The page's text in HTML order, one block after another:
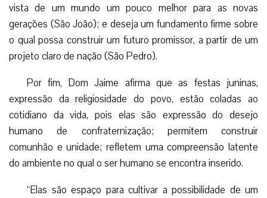
vista de um mundo um pouco melhor para as novas
gerações (São João); e deseja um fundamento firme sobre
o qual possa construir um futuro promissor, a partir de um
projeto claro de nação (São Pedro).
Por fim, Dom Jaime afirma que as festas juninas,
expressão da religiosidade do povo, estão coladas ao
cotidiano da vida, pois elas são expressão do desejo
humano de confraternização; permitem construir
comunhão e unidade; refletem uma compreensão latente
do ambiente no qual o ser humano se encontra inserido.
“Elas são espaço para cultivar a possibilidade de um